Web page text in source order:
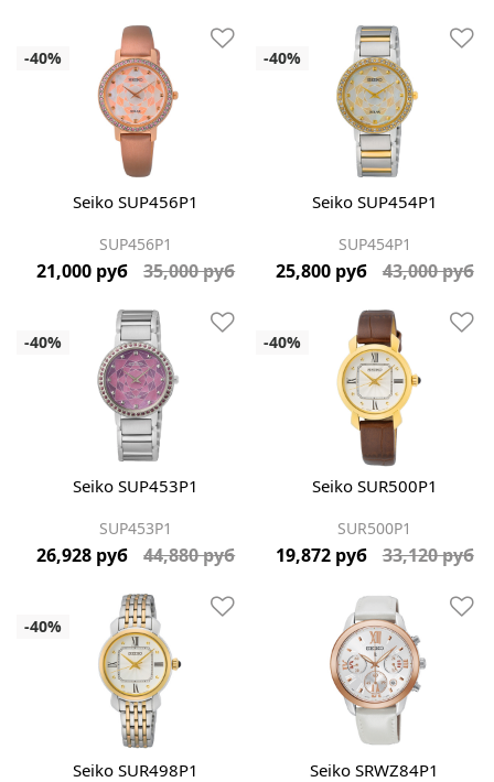
Seiko SUP456P1
SUP456P1
21,000 руб 35,000 руб
Seiko SUP454P1
SUP454P1
25,800 руб 43,000 руб
Seiko SUP453P1
SUP453P1
26,928 руб 44,880 руб
Seiko SUR500P1
SUR500P1
19,872 руб 33,120 руб
Seiko SUR498P1 Seiko SRWZ84P1